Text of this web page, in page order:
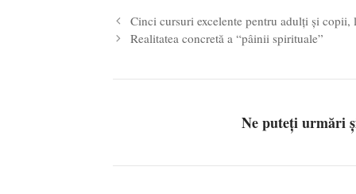
Cinci cursuri excelente pentru adulţi şi copii,
Realitatea concretă a “pâinii spirituale”
Ne puteți urmări